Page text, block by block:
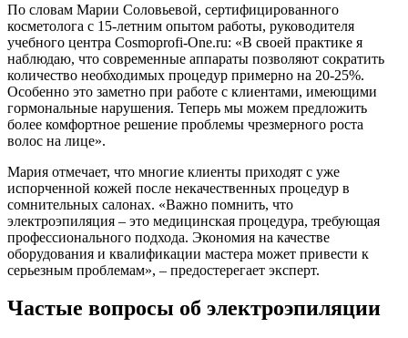
По словам Марии Соловьевой, сертифицированного
косметолога с 15-летним опытом работы, руководителя
учебного центра Cosmoprofi-One.ru: «В своей практике я
наблюдаю, что современные аппараты позволяют сократить
количество необходимых процедур примерно на 20-25%.
Особенно это заметно при работе с клиентами, имеющими
гормональные нарушения. Теперь мы можем предложить
более комфортное решение проблемы чрезмерного роста
волос на лице».
Мария отмечает, что многие клиенты приходят с уже
испорченной кожей после некачественных процедур в
сомнительных салонах. «Важно помнить, что
электроэпиляция – это медицинская процедура, требующая
профессионального подхода. Экономия на качестве
оборудования и квалификации мастера может привести к
серьезным проблемам», – предостерегает эксперт.
Частые вопросы об электроэпиляции